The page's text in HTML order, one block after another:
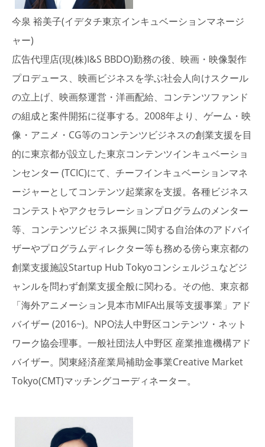
今泉 裕美子(イデタチ東京インキュベーションマネージ
ャー)
広告代理店(現(株)I&S BBDO)勤務の後、映画・映像製作
プロデュース、映画ビジネスを学ぶ社会人向けスクール
の立上げ、映画祭運営・洋画配給、コンテンツファンド
の組成と案件開拓に従事する。2008年より、ゲーム・映
像・アニメ・CG等のコンテンツビジネスの創業支援を目
的に東京都が設立した東京コンテンツインキュベーショ
ンセンター (TCIC)にて、チーフインキュベーションマネ
ージャーとしてコンテンツ起業家を支援。各種ビジネス
コンテストやアクセラレーションプログラムのメンター
等、コンテンツビジ ネス振興に関する自治体のアドバイ
ザーやプログラムディレクター等も務める傍ら東京都の
創業支援施設Startup Hub Tokyoコンシェルジュなどジ
ャンルを問わず創業支援全般に関わる。その他、東京都
「海外アニメーション見本市MIFA出展等支援事業」アド
バイザー (2016~)。NPO法人中野区コンテンツ・ネット
ワーク協会理事。一般社団法人中野区 産業推進機構アド
バイザー。関東経済産業局補助金事業Creative Market
Tokyo(CMT)マッチングコーディネーター。